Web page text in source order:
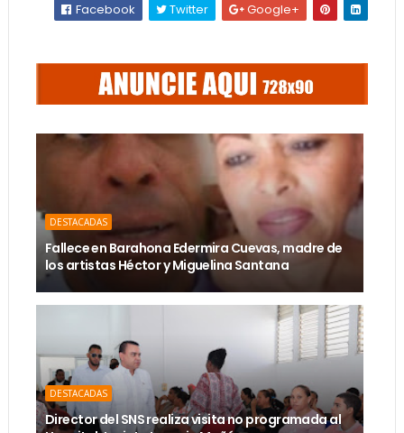
Facebook
Twitter Google+
DESTACADAS
Fallece en Barahona Edermira Cuevas, madre de
los artistas Héctor y Miguelina Santana
DESTACADAS
Director del SNS realiza visita no programada al